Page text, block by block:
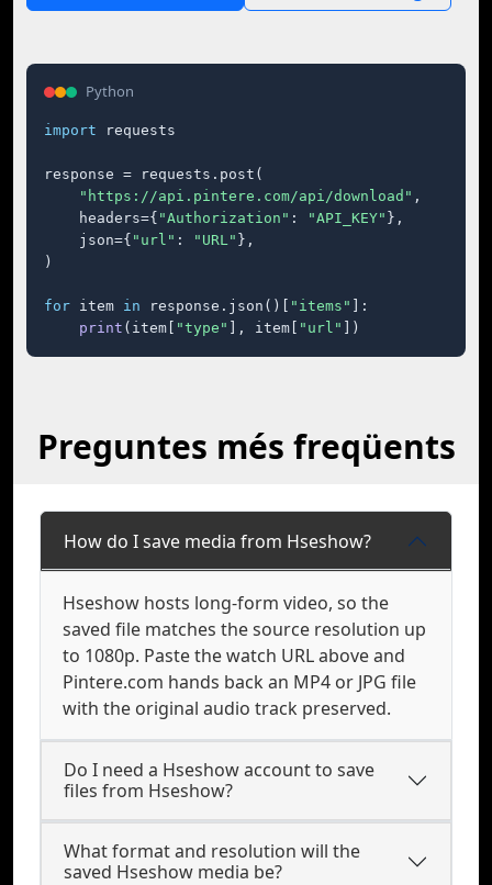
Python
import requests
response = requests.post(
"https://api.pintere.com/api/download" ,
    headers={
"Authorization" : "API_KEY" },
    json={
"url" : "URL" },
)
for item in response.json()[ "items"
]:
print (item[ "type" ], item[ "url" ])
Preguntes més freqüents
How do I save media from Hseshow?
Hseshow hosts long-form video, so the
saved file matches the source resolution up
to 1080p. Paste the watch URL above and
Pintere.com hands back an MP4 or JPG file
with the original audio track preserved.
Do I need a Hseshow account to save
files from Hseshow?
What format and resolution will the
saved Hseshow media be?